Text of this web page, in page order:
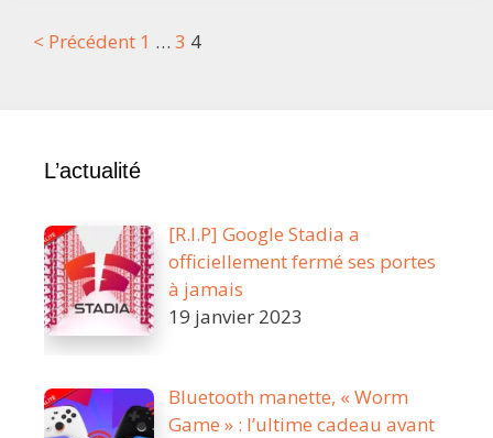
Post
< Précédent 1 … 3 4
L’actualité
[R.I.P] Google Stadia a
officiellement fermé ses portes
à jamais
19 janvier 2023
Bluetooth manette, « Worm
Game » : l’ultime cadeau avant